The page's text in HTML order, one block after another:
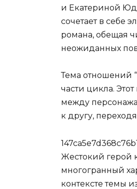
и Екатериной
сочетает в себе
романа, обещая
неожиданных
Тема отношений
части цикла.
между
к другу,
Жестокий герой
многогранный
контексте темы